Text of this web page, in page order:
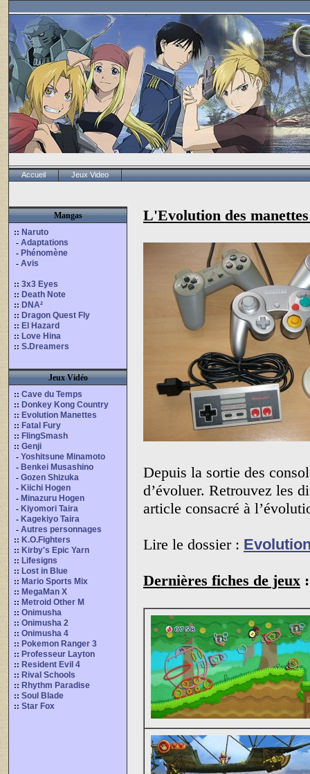
Accueil Jeux Video
Mangas
:: Naruto
- Adaptations
- Phénomène
- Avis
:: 3x3 Eyes
:: Death Note
:: DNA²
:: Dragon Quest Fly
:: El Hazard
:: Love Hina
:: S.Dreamers
Jeux Vidéo
:: Cave du Temps
:: Donkey Kong Country
:: Evolution Manettes
:: Fatal Fury
:: FlingSmash
:: Genji
- Yoshitsune Minamoto
- Benkei Musashino
- Gozen Shizuka
- Kiichi Hogen
- Minazuru Hogen
- Kiyomori Taira
- Kagekiyo Taira
- Autres personnages
:: K.O.Fighters
:: Kirby's Epic Yarn
:: Lifesigns
:: Lost in Blue
:: Mario Sports Mix
:: MegaMan X
:: Metroid Other M
:: Onimusha
:: Onimusha 2
:: Onimusha 4
:: Pokemon Ranger 3
:: Professeur Layton
:: Resident Evil 4
:: Rival Schools
:: Rhythm Paradise
:: Soul Blade
:: Star Fox
L'Evolution des
Depuis la sortie des
d’évoluer. Retrouvez les
article consacré à
Lire le dossier :
Dernières fiches de jeux :